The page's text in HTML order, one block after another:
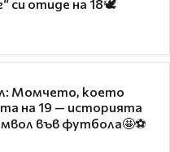
си отиде на 18🕊️
Момчето, което
на 19 — историята
във футбола🤩⚽